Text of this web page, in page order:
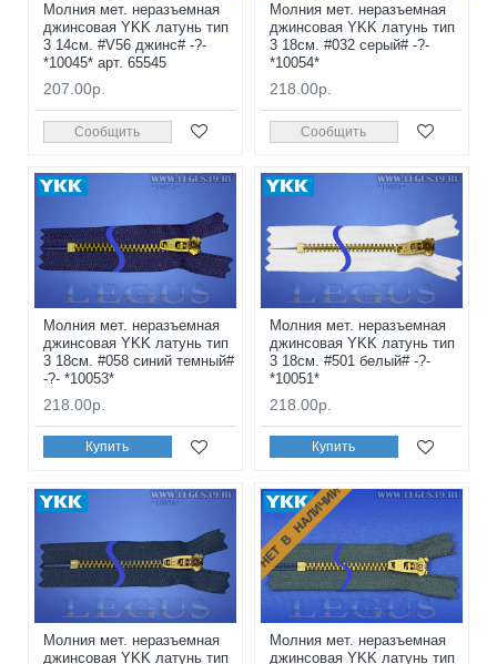
Молния мет. неразъемная
джинсовая YKK латунь тип
3 14см. #V56 джинс# -?-
*10045* арт. 65545
207.00р.
Сообщить
Молния мет. неразъемная
джинсовая YKK латунь тип
3 18см. #032 серый# -?-
*10054*
218.00р.
Сообщить
Молния мет. неразъемная
джинсовая YKK латунь тип
3 18см. #058 синий темный#
-?- *10053*
218.00р.
Купить
Молния мет. неразъемная
джинсовая YKK латунь тип
3 18см. #501 белый# -?-
*10051*
218.00р.
Купить
Молния мет. неразъемная
джинсовая YKK латунь тип
НЕТ В НАЛИЧИИ
Молния мет. неразъемная
джинсовая YKK латунь тип